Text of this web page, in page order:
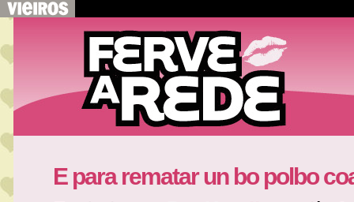
E para rematar un bo polbo